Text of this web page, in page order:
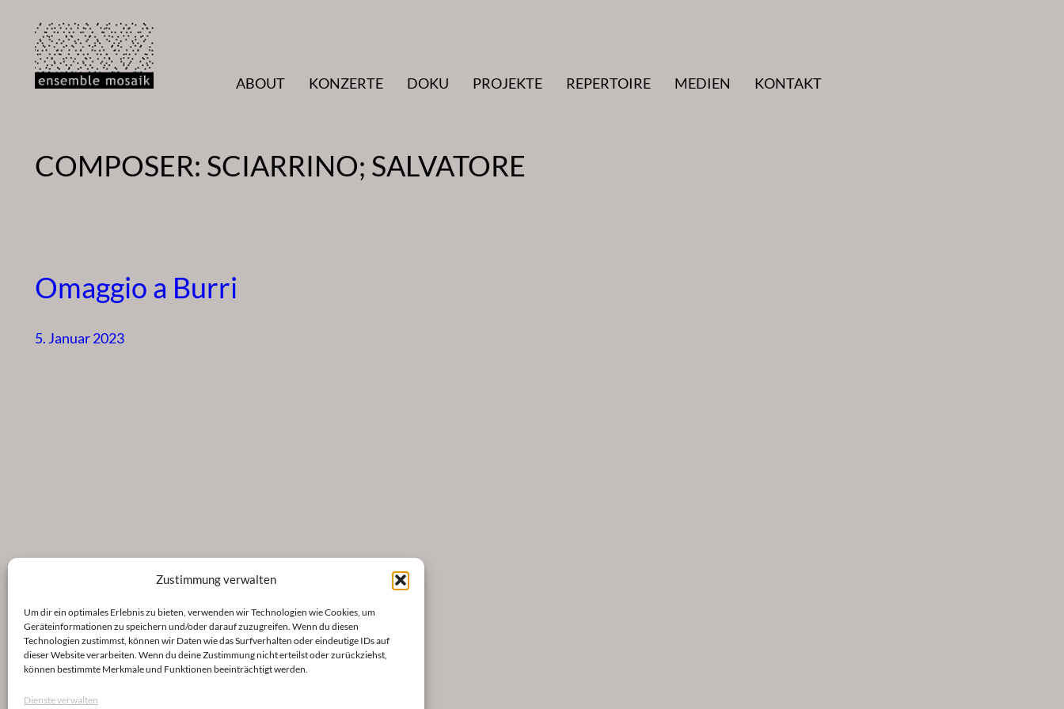
Zustimmung verwalten
Um dir ein optimales Erlebnis zu bieten, verwenden wir Technologien wie Cookies, um
Geräteinformationen zu speichern und/oder darauf zuzugreifen. Wenn du diesen
Technologien zustimmst, können wir Daten wie das Surfverhalten oder eindeutige IDs auf
dieser Website verarbeiten. Wenn du deine Zustimmung nicht erteilst oder zurückziehst,
können bestimmte Merkmale und Funktionen beeinträchtigt werden.
Dienste verwalten
Inhalt
springen
ABOUT
KONZERTE DOKU PROJEKTE REPERTOIRE MEDIEN KONTAKT
COMPOSER: SCIARRINO; SALVATORE
Omaggio a Burri
5. Januar 2023